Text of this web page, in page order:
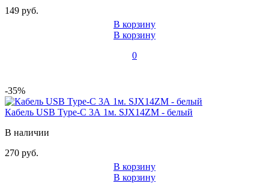
149 руб.
В корзину
В корзину
0
-35%
Кабель USB Type-C 3А 1м. SJX14ZM - белый
В наличии
270 руб.
В корзину
В корзину